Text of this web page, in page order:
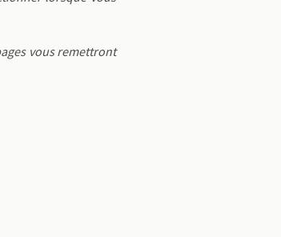
vous remettront